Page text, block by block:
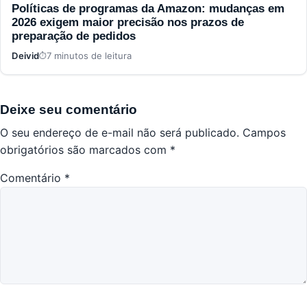
Políticas de programas da Amazon: mudanças em
2026 exigem maior precisão nos prazos de
preparação de pedidos
Deivid 7 minutos de leitura
Deixe seu comentário
O seu endereço de e-mail não será publicado. Campos
obrigatórios são marcados com *
Comentário *